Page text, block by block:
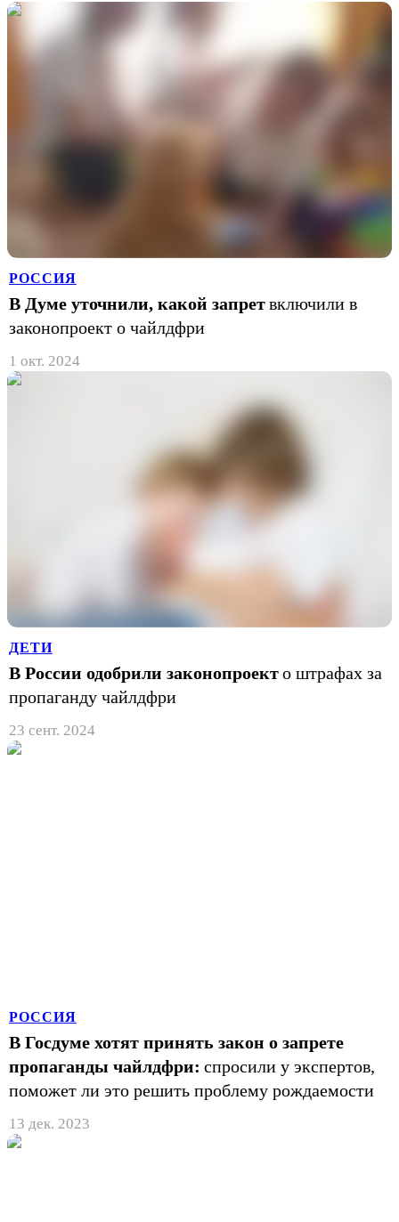
РОССИЯ
В Думе уточнили, какой запретвключили в
законопроект о чайлдфри
1 окт. 2024
ДЕТИ
В России одобрили законопроекто штрафах за
пропаганду чайлдфри
23 сент. 2024
РОССИЯ
В Госдуме хотят принять закон о запрете
пропаганды чайлдфри: спросили у экспертов,
поможет ли это решить проблему рождаемости
13 дек. 2023